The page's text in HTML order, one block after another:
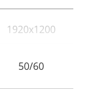
1920x1200
50/60